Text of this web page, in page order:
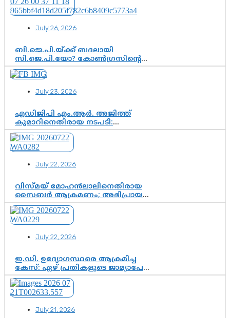
July 26, 2026
ബി.ജെ.പി.യ്ക്ക് ബദലായി
സി.ജെ.പി.യോ? കോൺഗ്രസിന്റെ
രാഷ്ട്രീയ ഇടം കൈവശപ്പെടുത്താൻ
സിജെപി ഉയർന്നുകഴിഞ്ഞോ?
വഴിത്തിരിവ്
July 23, 2026
എഡിജിപി എം.ആർ. അജിത്ത്
കുമാറിനെതിരായ നടപടി:
സസ്പെൻഷനിൽ ഒതുങ്ങുമോ,
അതോ കൂടുതൽ കടുത്ത
നടപടികളിലേക്കോ?
July 22, 2026
വിസ്മയ് മോഹൻലാലിനെതിരായ
സൈബർ ആക്രമണം; അഭിപ്രായ
സ്വാതന്ത്ര്യത്തെ നിശ്ശബ്ദമാക്കുന്ന
ഡിജിറ്റൽ ഗുണ്ടായിസത്തിന് അറുതി
വേണം
July 22, 2026
ഇ.ഡി. ഉദ്യോഗസ്ഥരെ ആക്രമിച്ച
കേസ്: ഏഴ് പ്രതികളുടെ ജാമ്യാപേക്ഷ
വീണ്ടും തള്ളി; അന്വേഷണം തുടരാൻ
കോടതി അനുമതി
July 21, 2026